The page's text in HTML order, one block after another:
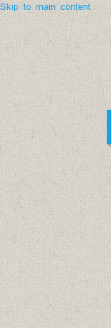
Skip to main content